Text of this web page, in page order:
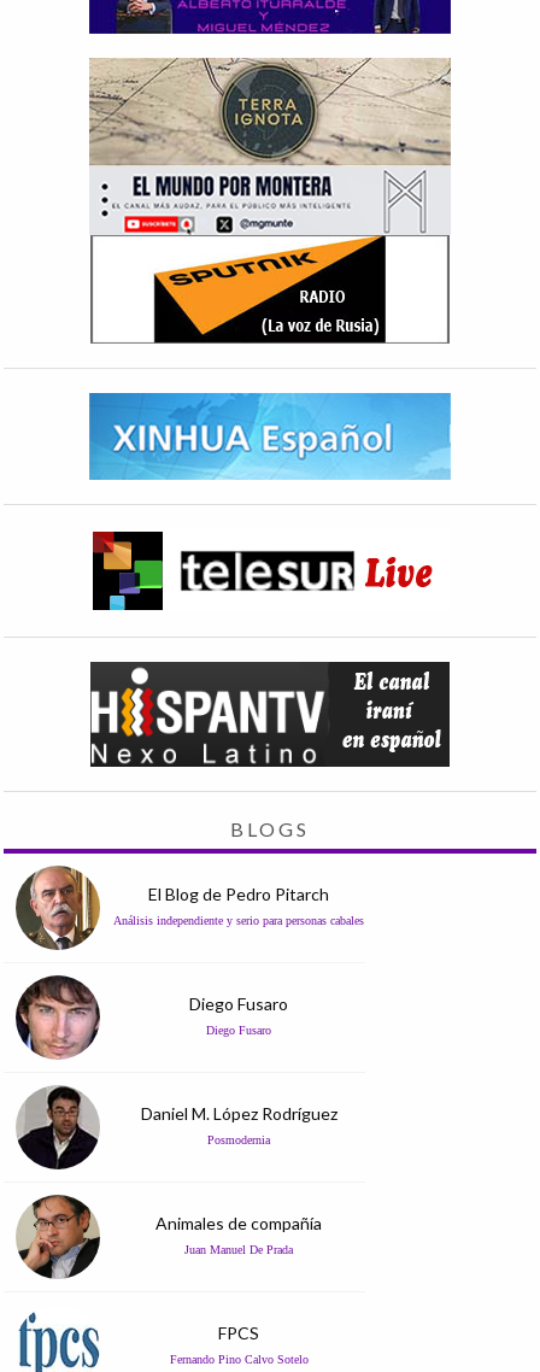
BLOGS
El Blog de Pedro Pitarch
Análisis independiente y serio para personas cabales
Diego Fusaro
Diego Fusaro
Daniel M. López Rodríguez
Posmodernia
Animales de compañía
Juan Manuel De Prada
FPCS
Fernando Pino Calvo Sotelo